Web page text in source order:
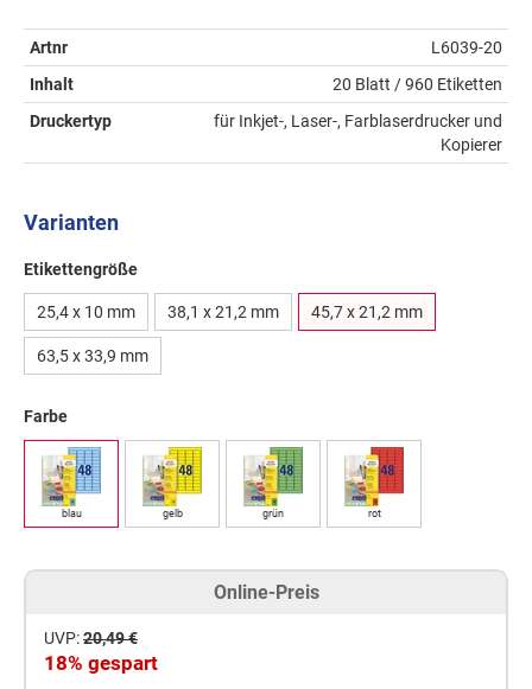
Artnr
L6039-20
Inhalt
20 Blatt / 960 Etiketten
Druckertyp
für Inkjet-, Laser-, Farblaserdrucker und
Kopierer
Varianten
Etikettengröße
25,4 x 10 mm 38,1 x 21,2 mm 45,7 x 21,2 mm
63,5 x 33,9 mm
Farbe
blau gelb grün rot
Online-Preis
UVP:20,49 €
18% gespart